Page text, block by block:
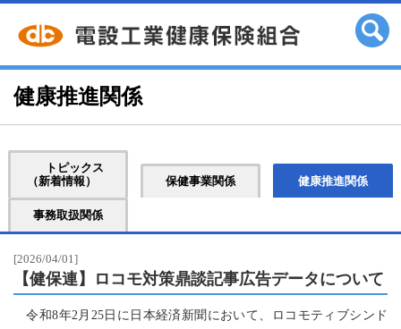
健康推進関係
トピックス
（新着情報）
保健事業関係 健康推進関係
事務取扱関係
[2026/04/01]
【健保連】ロコモ対策鼎談記事広告データについて
令和8年2月25日に日本経済新聞において、ロコモティブシンド